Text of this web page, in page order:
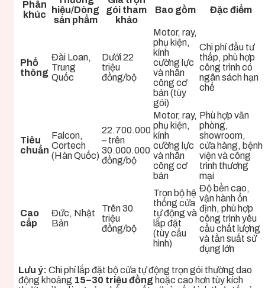
Phân
khúc
hiệu/Dòng
sản phẩm
gói tham
khảo
Bao gồm Đặc điểm
Phổ
thông
Đài Loan,
Trung
Quốc
Dưới 22
triệu
đồng/bộ
Motor, ray,
phụ kiện,
kính
cường lực
và nhân
công cơ
bản (tùy
gói)
Chi phí đầu tư
thấp, phù hợp
công trình có
ngân sách hạn
chế
Tiêu
chuẩn
Falcon,
Cortech
(Hàn Quốc)
22.700.000
– trên
30.000.000
đồng/bộ
Motor, ray,
phụ kiện,
kính
cường lực
và nhân
công cơ
bản
Phù hợp văn
phòng,
showroom,
cửa hàng, bệnh
viện và công
trình thương
mại
Cao
cấp
Đức, Nhật
Bản
Trên 30
triệu
đồng/bộ
Trọn bộ hệ
thống cửa
tự động và
lắp đặt
(tùy cấu
hình)
Độ bền cao,
vận hành ổn
định, phù hợp
công trình yêu
cầu chất lượng
và tần suất sử
dụng lớn
Lưu ý: Chi phí lắp đặt bộ cửa tự động trọn gói thường dao
động khoảng 15–30 triệu đồng hoặc cao hơn tùy kích